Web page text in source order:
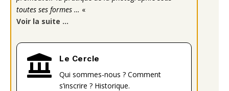
toutes ses formes … «
Voir la suite …

Le Cercle
Qui sommes-nous ? Comment
s’inscrire ? Historique.